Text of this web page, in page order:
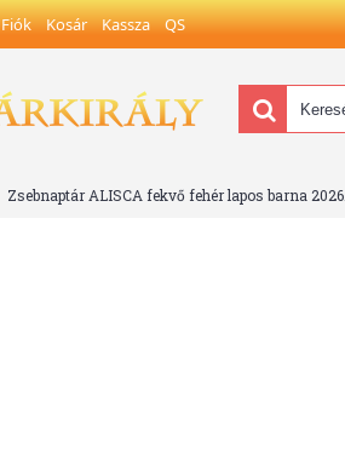
Fiók Kosár Kassza QS
Zsebnaptár ALISCA fekvő fehér lapos barna 2026.